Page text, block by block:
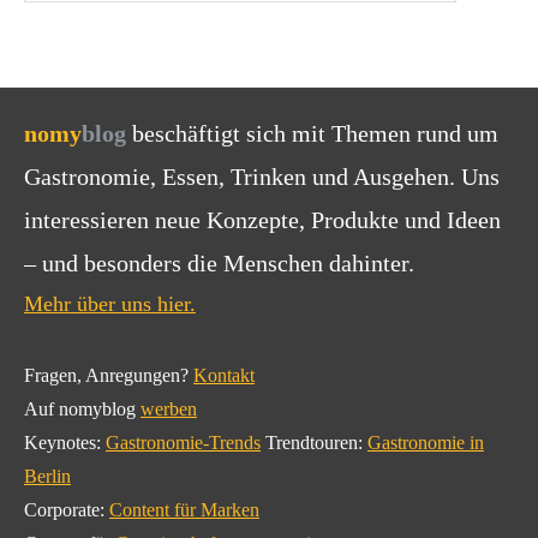
nomyblog beschäftigt sich mit Themen rund um
Gastronomie, Essen, Trinken und Ausgehen. Uns
interessieren neue Konzepte, Produkte und Ideen
– und besonders die Menschen dahinter.
Mehr über uns hier.
Fragen, Anregungen? Kontakt
Auf nomyblog werben
Keynotes: Gastronomie-Trends Trendtouren: Gastronomie in
Berlin
Corporate: Content für Marken